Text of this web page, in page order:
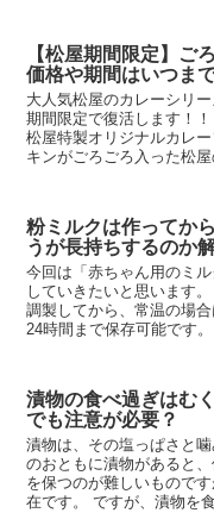
【松屋期間限定】ご
価格や期間はいつま
大人気松屋のカレーシリ
期間限定で復活します！
松屋特製オリジナルカレ
キンがごろごろ入った松屋
粉ミルクは作ってか
うが長持ちするのか
今回は「赤ちゃん用のミ
していきたいと思います
調製してから、常温の場
24時間まで保存可能です
漬物の食べ過ぎはむ
でも注意が必要？
漬物は、その塩っぱさと
のおともに漬物があると
を保つのが難しいもので
在です。 ですが、漬物を